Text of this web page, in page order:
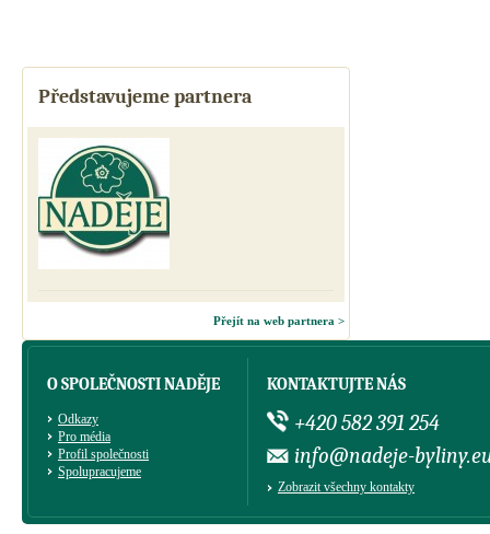
Představujeme partnera
Přejít na web partnera >
O SPOLEČNOSTI NADĚJE
Odkazy
Pro média
Profil společnosti
Spolupracujeme
KONTAKTUJTE NÁS
+420 582 391 254
info@nadeje-
Zobrazit všechny kontakty